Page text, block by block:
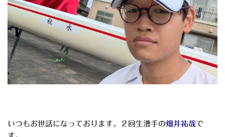
いつもお世話になっております。２回生漕手の畑井祐哉で